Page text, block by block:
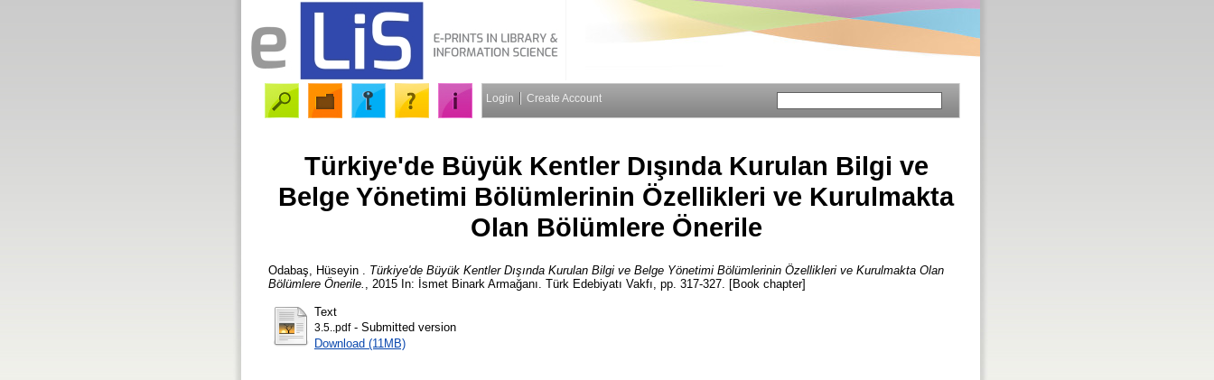
Login Create Account
Türkiye'de Büyük Kentler Dışında Kurulan Bilgi ve
Belge Yönetimi Bölümlerinin Özellikleri ve Kurulmakta
Olan Bölümlere Önerile
Odabaş, Hüseyin
Türkiye'de Büyük Kentler Dışında Kurulan Bilgi ve Belge Yönetimi Bölümlerinin Özellikleri ve Kurulmakta Olan
Bölümlere Önerile.
, 2015 In: İsmet Binark Armağanı. Türk Edebiyatı Vakfı, pp. 317-327. [Book chapter]
Text
3.5..pdf- Submitted version
Download (11MB)